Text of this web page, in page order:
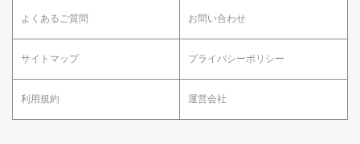
よくあるご質問 お問い合わせ
サイトマップ プライバシーポリシー
利用規約 運営会社